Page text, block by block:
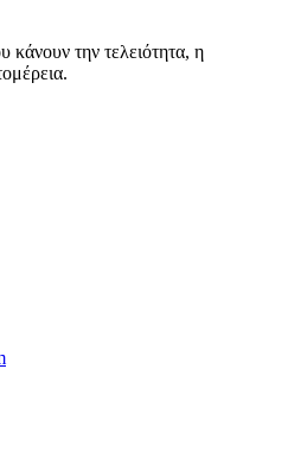
κάνουν την τελειότητα, η